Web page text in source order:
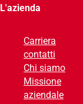
v
e
L'azienda
Carriera
contatti
Chi siamo
Missione
aziendale